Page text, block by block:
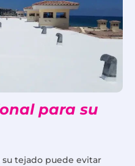
para su
tejado puede evitar